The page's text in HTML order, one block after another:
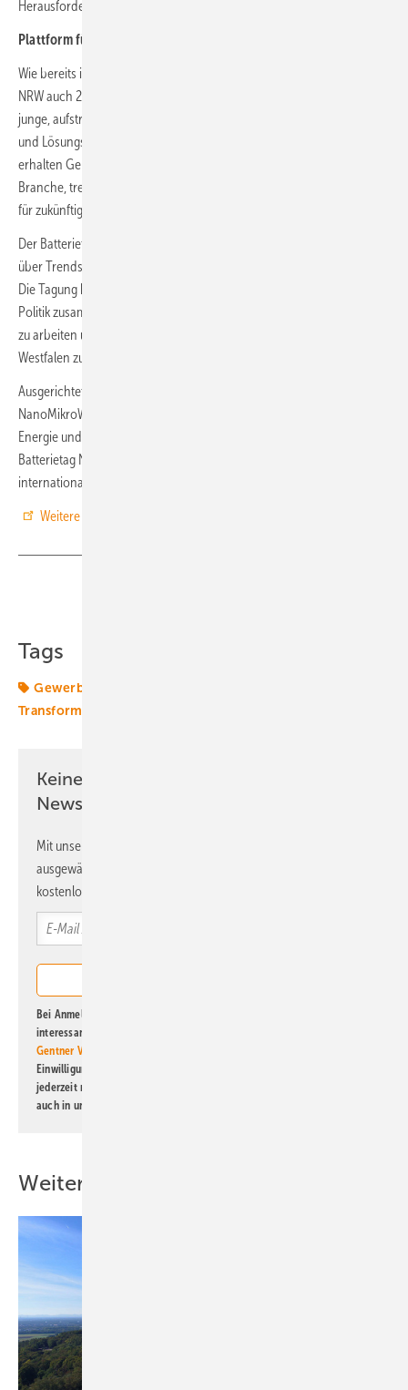
Herausforderungen auf.
Plattform für Start-ups
Wie bereits in den vergangenen Jahren beinhaltet der Batterietag
NRW auch 2025 eine Start-up-Session als eine wichtige Plattform für
junge, aufstrebende Unternehmen. Sie können ihre innovativen Ideen
und Lösungsansätze im Bereich der Batterietechnologie präsentieren,
erhalten Gelegenheiten zur Vernetzung mit etablierten Akteuren der
Branche, treffen auf potenzielle Investoren und bekommen Impulse
für zukünftige Projekte und Kooperationen.
Der Batterietag NRW hat sich als führende Plattform für den Austausch
über Trends und Innovationen in der Batterietechnologie etabliert.
Die Tagung bringt Teilnehmende aus Industrie, Wissenschaft und
Politik zusammen, um gemeinsam an Lösungen für die Energiewende
zu arbeiten und die Wettbewerbsfähigkeit des Standortes Nordrhein-
Westfalen zu stärken.
Ausgerichtet wird die Veranstaltung in Kooperation mit dem Cluster
NanoMikroWerkstoffePhotonik.NRW sowie der Landesgesellschaft für
Energie und Klimaschutz, NRW.Energy4Climate. Im Anschluss an den
Batterietag NRW findet vom 02. - 03.04.2025 in Aachen die große,
internationale Tagung
Weitere Informationen zum Batterietag NRW hier
Tags
Gewerbespeicher
Transformation
Keine Zeit? Kein Problem mit dem ERE
Newsletter!
Mit unserem Newsletter erhalten Sie regelmäßig von uns
ausgewählte Informationen und Neuigkeiten, gebündelt und
kostenlos direkt ins Postfach.
Bei Anmeldung zu diesem Newsletter bin ich damit einverstanden, über
interessante Verlags- und Online-Angebote
Gentner Verlag GmbH & Co. KG
Einwilligung kann ich jederzeit widerrufen und eine Abmeldung ist
jederzeit möglich. Informationen zum Umgang mit Daten finden Sie
auch in unserer
Weitere Inhalte